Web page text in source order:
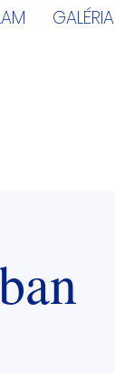
GALÉRIA